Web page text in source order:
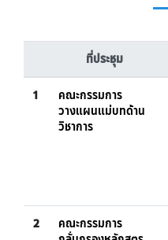
ที่ประชุม
1
คณะกรรมการ
วางแผนแม่บทด้าน
วิชาการ
2
คณะกรรมการ